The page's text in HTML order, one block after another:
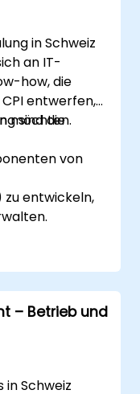
in Schweiz
an IT-
how, die
entwerfen,
möchten.
sind die
von
entwickeln,
zu
beheben.
– Betrieb und
Schweiz